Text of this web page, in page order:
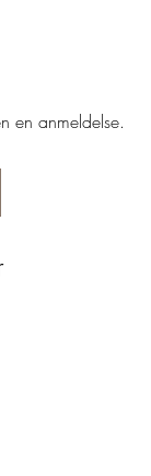
en anmeldelse.